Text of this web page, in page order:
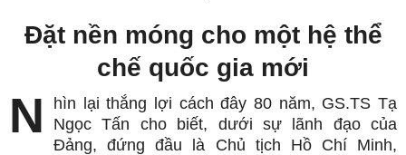
Đặt nền móng cho một hệ thể
chế quốc gia mới
N
hìn lại thắng lợi cách đây 80 năm, GS.TS Tạ
Ngọc Tấn cho biết, dưới sự lãnh đạo của
Đảng, đứng đầu là Chủ tịch Hồ Chí Minh,